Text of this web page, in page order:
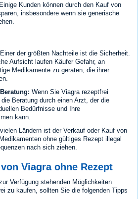
Einige Kunden können durch den Kauf von
insbesondere wenn sie generische
Einer der größten Nachteile ist die Sicherheit.
Aufsicht laufen Käufer Gefahr, an
Medikamente zu geraten, die ihrer
Wenn Sie Viagra rezeptfrei
Beratung durch einen Arzt, der die
Bedürfnisse und Ihre
kann.
Ländern ist der Verkauf oder Kauf von
ohne gültiges Rezept illegal
nach sich ziehen.
Viagra ohne Rezept
Verfügung stehenden Möglichkeiten
zu kaufen, sollten Sie die folgenden Tipps